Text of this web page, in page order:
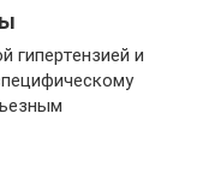
гипертензией и